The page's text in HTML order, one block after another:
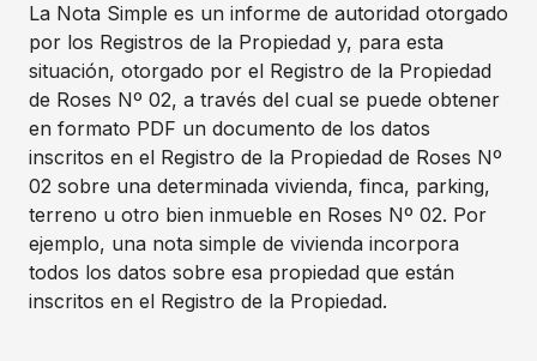
La Nota Simple es un informe de autoridad otorgado
por los Registros de la Propiedad y, para esta
situación, otorgado por el Registro de la Propiedad
de Roses Nº 02, a través del cual se puede obtener
en formato PDF un documento de los datos
inscritos en el Registro de la Propiedad de Roses Nº
02 sobre una determinada vivienda, finca, parking,
terreno u otro bien inmueble en Roses Nº 02. Por
ejemplo, una nota simple de vivienda incorpora
todos los datos sobre esa propiedad que están
inscritos en el Registro de la Propiedad.